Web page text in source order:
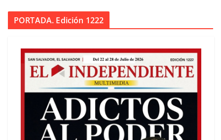
PORTADA. Edición 1222